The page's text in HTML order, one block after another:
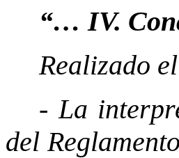
“… IV.
Realizado
- La
del